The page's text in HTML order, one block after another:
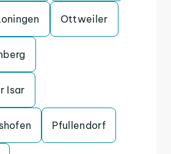
Ottweiler
Isar
Pfullendorf